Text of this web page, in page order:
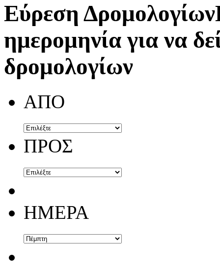
Εύρεση Δρομολογίων
ημερομηνία για να
δρομολογίων
ΑΠΟ
ΠΡΟΣ
ΗΜΕΡΑ